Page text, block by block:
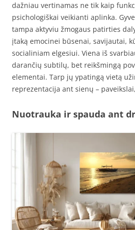
dažniau vertinamas ne tik kaip
psichologiškai veikianti aplinka.
tampa aktyviu žmogaus patirties
įtaką emocinei būsenai, savijautai,
socialiniam elgesiui. Viena iš
darančių subtilų, bet reikšmingą
elementai. Tarp jų ypatingą vietą
reprezentacija ant sienų –
Nuotrauka ir spauda ant